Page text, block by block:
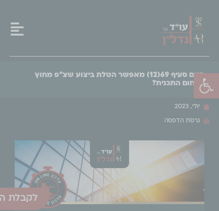
פתח סרגל נגישותהאם סעיף 69(12) מאפשר הטלת ביצוע שצ"פ מחוץ
לתחום התכנית?
יולי, 2023
גרסת הדפסה
לקבלת